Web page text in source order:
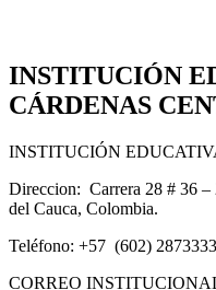
INSTITUCIÓN
CÁRDENAS
INSTITUCIÓN
Direccion: Carrera 28 # 36 –
del Cauca, Colombia.
Teléfono: +57 (602) 2873333
CORREO